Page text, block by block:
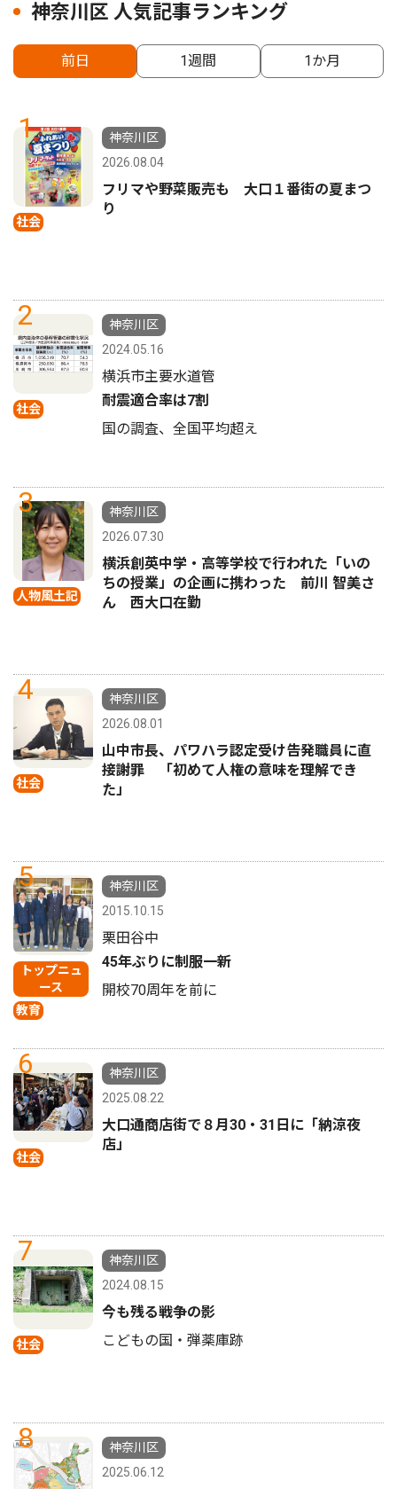
神奈川区 人気記事ランキング
前日 1週間 1か月
1
社会
神奈川区
2026.08.04
フリマや野菜販売も 大口１番街の夏まつ
り
2
社会
神奈川区
2024.05.16
横浜市主要水道管
耐震適合率は7割
国の調査、全国平均超え
3
人物風土記
神奈川区
2026.07.30
横浜創英中学・高等学校で行われた「いの
ちの授業」の企画に携わった 前川 智美さ
ん 西大口在勤
4
社会
神奈川区
2026.08.01
山中市長、パワハラ認定受け告発職員に直
接謝罪 「初めて人権の意味を理解でき
た」
5
トップニュ
ース
教育
神奈川区
2015.10.15
栗田谷中
45年ぶりに制服一新
開校70周年を前に
6
社会
神奈川区
2025.08.22
大口通商店街で８月30・31日に「納涼夜
店」
7
社会
神奈川区
2024.08.15
今も残る戦争の影
こどもの国・弾薬庫跡
8
神奈川区
2025.06.12